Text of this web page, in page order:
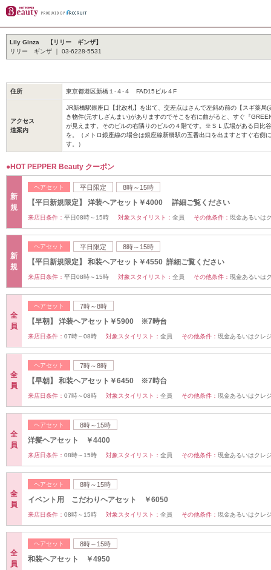
Lily Ginza 【リリー ギンザ】
リリー ギンザ ｜ 03-6228-5531
住所 東京都港区新橋１-４-４ FAD15ビル４F
アクセス
道案内
JR新橋駅銀座口【北改札】を出て、交差点はさんで左斜め前の【スギ薬局
き物件(元すしざんまい)がありますのでそこを右に曲がると、すぐ『
が見えます。そのビルの右隣りのビルの４階です。※ＳＬ広場がある日比
を。（メトロ銀座線の場合は銀座線新橋駅の五番出口を出ますとすぐ右側
す。）
●HOT PEPPER Beauty クーポン
新
規
ヘアセット 平日限定 8時～15時
【平日新規限定】 洋装ヘアセット￥4000 詳細ご覧ください
来店日条件： 平日08時～15時 対象スタイリスト： 全員 その他条件： 現金あるいは
新
規
ヘアセット 平日限定 8時～15時
【平日新規限定】 和装ヘアセット￥4550 詳細ご覧ください
来店日条件： 平日08時～15時 対象スタイリスト： 全員 その他条件： 現金あるいは
全
員
ヘアセット 7時～8時
【早朝】 洋装ヘアセット￥5900 ※7時台
来店日条件： 07時～08時 対象スタイリスト： 全員 その他条件： 現金あるいはクレ
全
員
ヘアセット 7時～8時
【早朝】 和装ヘアセット￥6450 ※7時台
来店日条件： 07時～08時 対象スタイリスト： 全員 その他条件： 現金あるいはクレ
全
員
ヘアセット 8時～15時
洋髪ヘアセット ￥4400
来店日条件： 08時～15時 対象スタイリスト： 全員 その他条件： 現金あるいはクレ
全
員
ヘアセット 8時～15時
イベント用 こだわりヘアセット ￥6050
来店日条件： 08時～15時 対象スタイリスト： 全員 その他条件： 現金あるいはクレ
全
員
ヘアセット 8時～15時
和装ヘアセット ￥4950